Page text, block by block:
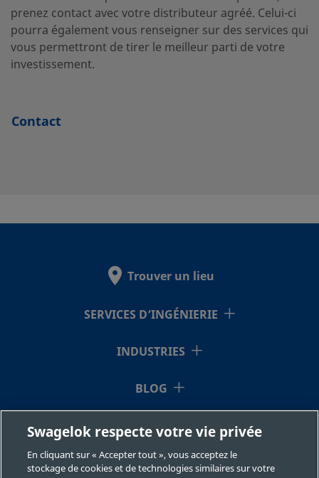
2507-600-
1-4-SG2
Super Duplex
3/8 po
Raccord
2507-600-
Stainless Steel
2-4-SG2
Super Duplex
prenez contact avec votre distributeur agréé. Celui-ci
pourra également vous renseigner sur des services qui
vous permettront de tirer le meilleur parti de votre
investissement.
Contact
Trouver un lieu
SERVICES D’INGÉNIERIE
INDUSTRIES
BLOG
RESSOURCES
À NOTRE SUJET
Swagelok respecte votre vie privée
En cliquant sur « Accepter tout », vous acceptez le
stockage de cookies et de technologies similaires sur votre